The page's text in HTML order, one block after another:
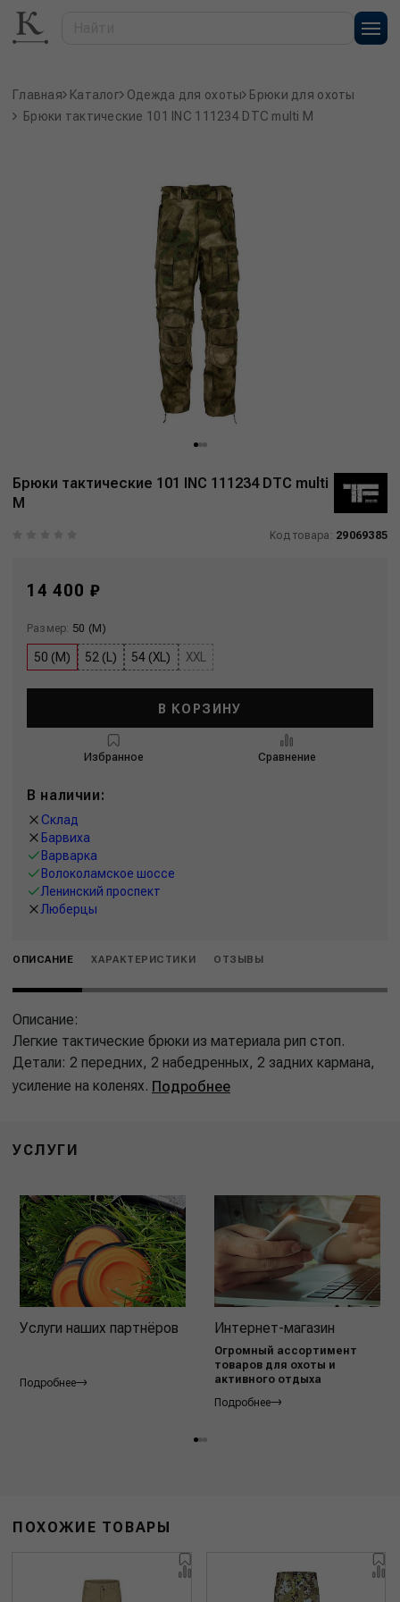
Главная Каталог Одежда для охоты Брюки для охоты
Брюки тактические 101 INC 111234 DTC multi M
Брюки тактические 101 INC 111234 DTC multi
M
Код товара: 29069385
14 400 ₽
Размер: 50 (M)
50 (M) 52 (L) 54 (XL) XXL
В КОРЗИНУ
Избранное Сравнение
В наличии:
Склад
Барвиха
Варварка
Волоколамское шоссе
Ленинский проспект
Люберцы
ОПИСАНИЕ ХАРАКТЕРИСТИКИ ОТЗЫВЫ
Описание:
Легкие тактические брюки из материала рип стоп.
Детали: 2 передних, 2 набедренных, 2 задних кармана,
усиление на коленях. Подробнее
УСЛУГИ
Услуги наших партнёров
Подробнее
Интернет-магазин
Огромный ассортимент
товаров для охоты и
активного отдыха
Подробнее
ПОХОЖИЕ ТОВАРЫ